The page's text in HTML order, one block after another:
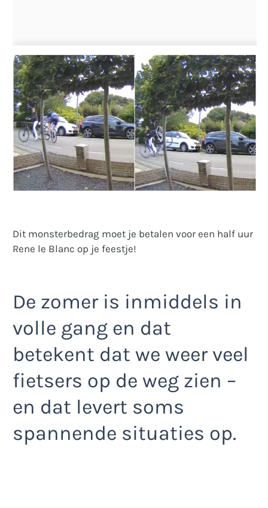
Dit monsterbedrag moet je betalen voor een half uur
Rene le Blanc op je feestje!
De zomer is inmiddels in
volle gang en dat
betekent dat we weer veel
fietsers op de weg zien –
en dat levert soms
spannende situaties op.